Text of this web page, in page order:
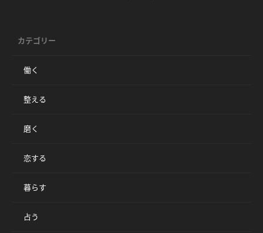
カテゴリー
働く
整える
磨く
恋する
暮らす
占う